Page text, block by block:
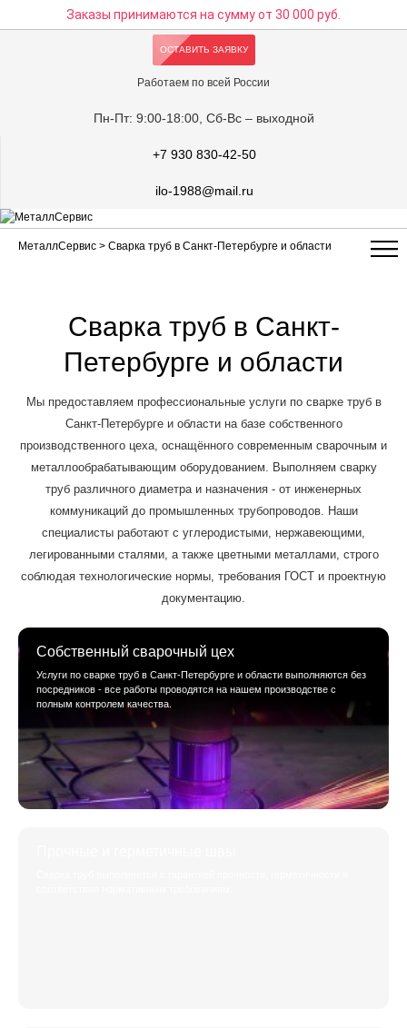
Заказы принимаются на суммуот 30 000 руб.
ОСТАВИТЬ ЗАЯВКУ
Работаем по всей России
Пн-Пт: 9:00-18:00, Сб-Вс – выходной
+7 930 830-42-50
ilo-1988@mail.ru
МеталлСервис > Сварка труб в Санкт-Петербурге и области
Сварка труб в Санкт-
Петербурге и области
Мы предоставляем профессиональные услуги по сварке труб в
Санкт-Петербурге и области на базе собственного
производственного цеха, оснащённого современным сварочным и
металлообрабатывающим оборудованием. Выполняем сварку
труб различного диаметра и назначения - от инженерных
коммуникаций до промышленных трубопроводов. Наши
специалисты работают с углеродистыми, нержавеющими,
легированными сталями, а также цветными металлами, строго
соблюдая технологические нормы, требования ГОСТ и проектную
документацию.
Собственный сварочный цех
Услуги по сварке труб в Санкт-Петербурге и области выполняются без
посредников - все работы проводятся на нашем производстве с
полным контролем качества.